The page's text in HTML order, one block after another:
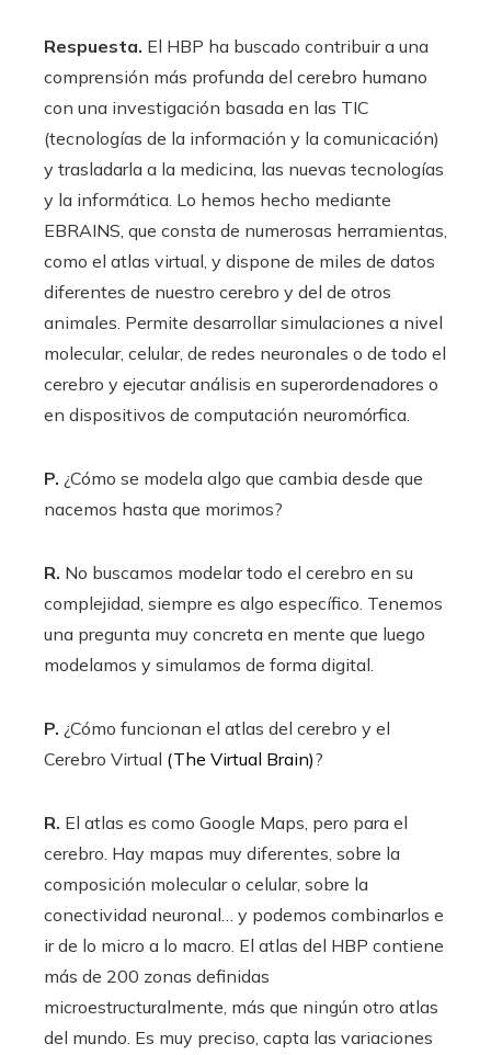
Respuesta. El HBP ha buscado contribuir a una
comprensión más profunda del cerebro humano
con una investigación basada en las TIC
(tecnologías de la información y la comunicación)
y trasladarla a la medicina, las nuevas tecnologías
y la informática. Lo hemos hecho mediante
EBRAINS, que consta de numerosas herramientas,
como el atlas virtual, y dispone de miles de datos
diferentes de nuestro cerebro y del de otros
animales. Permite desarrollar simulaciones a nivel
molecular, celular, de redes neuronales o de todo el
cerebro y ejecutar análisis en superordenadores o
en dispositivos de computación neuromórfica.
P. ¿Cómo se modela algo que cambia desde que
nacemos hasta que morimos?
R. No buscamos modelar todo el cerebro en su
complejidad, siempre es algo específico. Tenemos
una pregunta muy concreta en mente que luego
modelamos y simulamos de forma digital.
P. ¿Cómo funcionan el atlas del cerebro y el
Cerebro Virtual (The Virtual Brain)?
R. El atlas es como Google Maps, pero para el
cerebro. Hay mapas muy diferentes, sobre la
composición molecular o celular, sobre la
conectividad neuronal… y podemos combinarlos e
ir de lo micro a lo macro. El atlas del HBP contiene
más de 200 zonas definidas
microestructuralmente, más que ningún otro atlas
del mundo. Es muy preciso, capta las variaciones